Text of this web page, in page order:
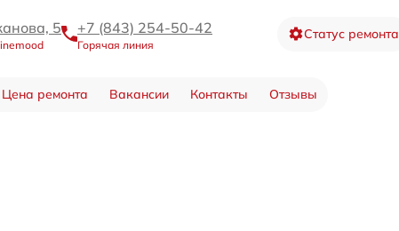
5 +7 (843) 254-50-42
Горячая линия
Статус ремонта
Цена ремонта Вакансии Контакты Отзывы